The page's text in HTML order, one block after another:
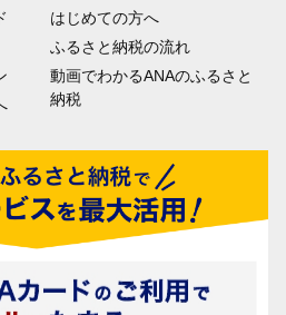
はじめての方へ
ふるさと納税の流れ
動画でわかるANAのふるさと
納税